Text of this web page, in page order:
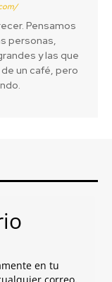
Pensamos
personas,
y las que
un café, pero
en tu